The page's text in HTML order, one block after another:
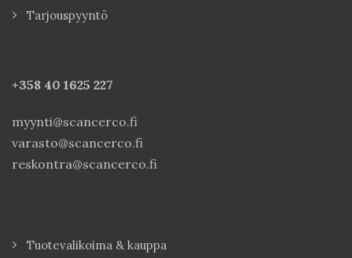
Tarjouspyyntö
+358 40 1625 227
myynti@scancerco.fi
varasto@scancerco.fi
reskontra@scancerco.fi
Tuotevalikoima & kauppa